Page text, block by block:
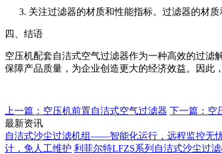
关注过滤器的材质和性能指标。过滤器的材
四、结语
空压机配套自洁式空气过滤器作为一种高效的过滤
保障产品质量，为企业创造更大的经济效益。因此
上一篇：空压机前置自洁式空气过滤器 下一篇：空
最新资讯
自洁式沙尘过滤机组——智能化运行，远程监控无
计，免人工维护 利菲尔特LFZS系列自洁式沙尘过